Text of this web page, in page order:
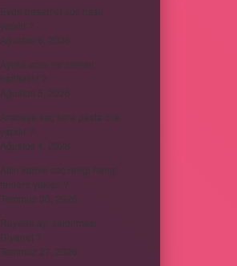
Evde besamel sos nasıl
yapılır ?
Ağustos 6, 2026
Ayrılık acısı ne zaman
hafifletilir ?
Ağustos 5, 2026
Arabaya kaç kere pasta cila
yapılır ?
Ağustos 4, 2026
Altın kahve saç rengi hangi
tenlere yakışır ?
Temmuz 30, 2026
Rüyada ayı saldırması
Diyanet ?
Temmuz 27, 2026